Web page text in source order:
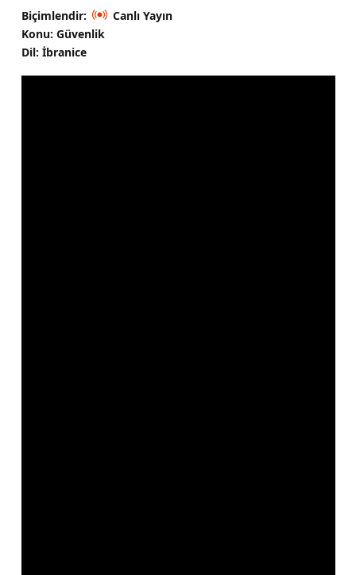
Biçimlendir:
Canlı Yayın
Konu: Güvenlik
Dil: İbranice